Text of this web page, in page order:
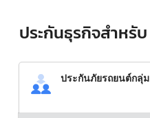
ประกันธุรกิจสำหรั
ประกันภัยรถยนต์กลุ่ม